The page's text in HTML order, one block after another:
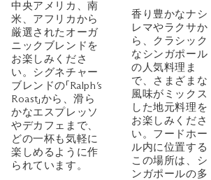
中央アメリカ、南
米、アフリカから
厳選されたオーガ
ニックブレンドを
お楽しみくださ
い。シグネチャー
ブレンドの「Ralph’s
Roast」から、滑ら
かなエスプレッソ
やデカフェまで、
どの一杯も気軽に
楽しめるように作
られています。
香り豊かなナシ
レマやラクサか
ら、クラシック
なシンガポール
の人気料理ま
で、さまざまな
風味がミックス
した地元料理を
お楽しみくださ
い。フードホー
ル内に位置する
この場所は、シ
ンガポールの多